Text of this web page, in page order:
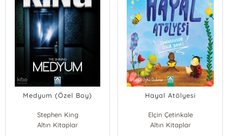
Medyum (Özel Boy)
Stephen King
Altın Kitaplar
Hayal Atölyesi
Elçin Çetinkale
Altın Kitaplar